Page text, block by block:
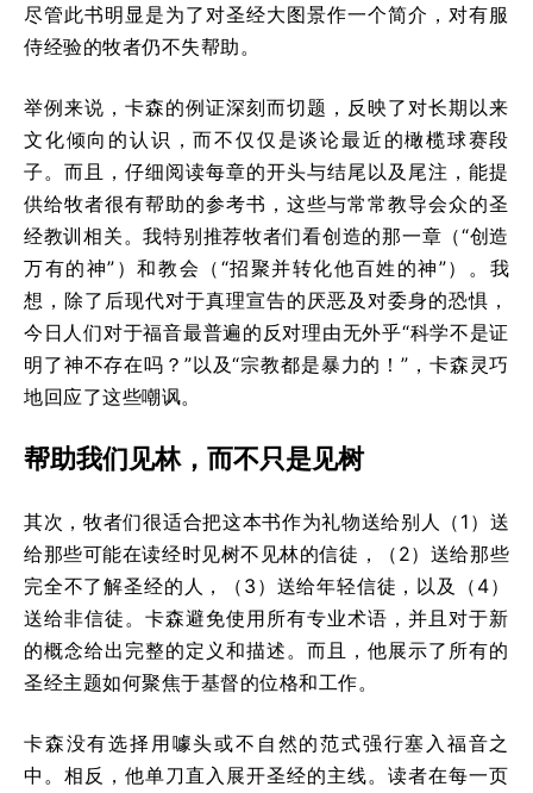
尽管此书明显是为了对圣经大图景作一个简介，对有服
侍经验的牧者仍不失帮助。
举例来说，卡森的例证深刻而切题，反映了对长期以来
文化倾向的认识，而不仅仅是谈论最近的橄榄球赛段
子。而且，仔细阅读每章的开头与结尾以及尾注，能提
供给牧者很有帮助的参考书，这些与常常教导会众的圣
经教训相关。我特别推荐牧者们看创造的那一章（“创造
万有的神”）和教会（“招聚并转化他百姓的神”）。我
想，除了后现代对于真理宣告的厌恶及对委身的恐惧，
今日人们对于福音最普遍的反对理由无外乎“科学不是证
明了神不存在吗？”以及“宗教都是暴力的！”，卡森灵巧
地回应了这些嘲讽。
帮助我们见林，而不只是见树
其次，牧者们很适合把这本书作为礼物送给别人（1）送
给那些可能在读经时见树不见林的信徒，（2）送给那些
完全不了解圣经的人，（3）送给年轻信徒，以及（4）
送给非信徒。卡森避免使用所有专业术语，并且对于新
的概念给出完整的定义和描述。而且，他展示了所有的
圣经主题如何聚焦于基督的位格和工作。
卡森没有选择用噱头或不自然的范式强行塞入福音之
中。相反，他单刀直入展开圣经的主线。读者在每一页